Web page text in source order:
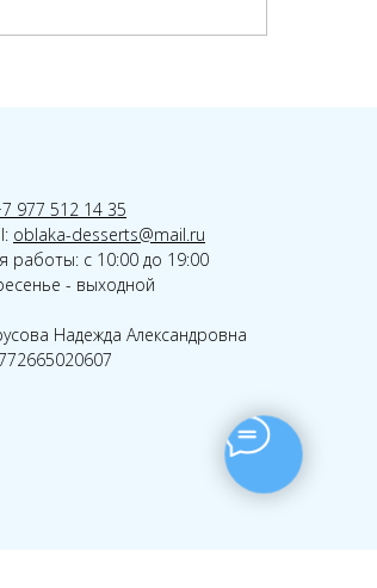
977 512 14 35
oblaka-desserts@mail.ru
работы: с 10:00 до 19:00
- выходной
Надежда Александровна